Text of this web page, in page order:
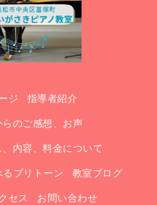
ジ 指導者紹介
のご感想、お声
内容、料金について
るプリトーン 教室ブログ
セス お問い合わせ